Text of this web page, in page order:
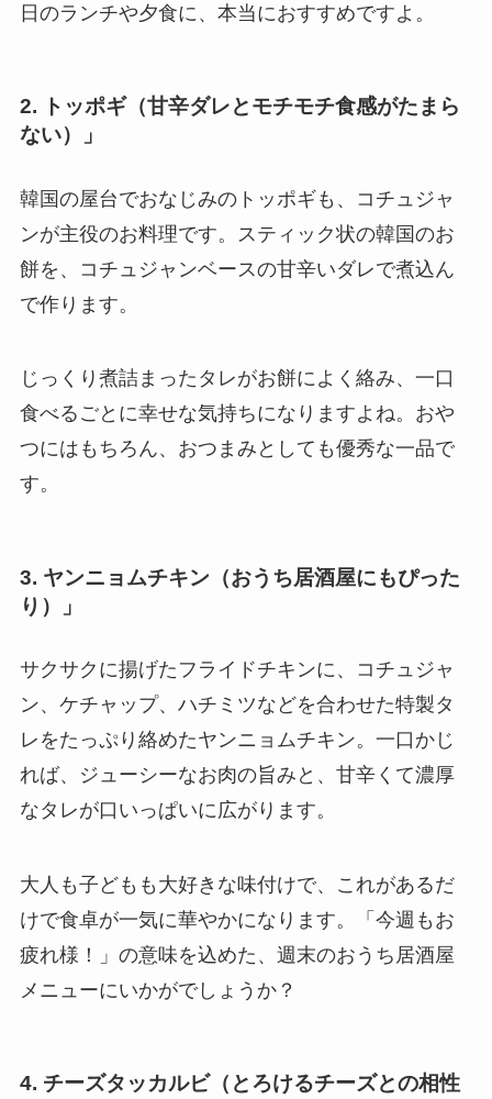
日のランチや夕食に、本当におすすめですよ。
2. トッポギ（甘辛ダレとモチモチ食感がたまら
ない）」
韓国の屋台でおなじみのトッポギも、コチュジャ
ンが主役のお料理です。スティック状の韓国のお
餅を、コチュジャンベースの甘辛いダレで煮込ん
で作ります。
じっくり煮詰まったタレがお餅によく絡み、一口
食べるごとに幸せな気持ちになりますよね。おや
つにはもちろん、おつまみとしても優秀な一品で
す。
3. ヤンニョムチキン（おうち居酒屋にもぴった
り）」
サクサクに揚げたフライドチキンに、コチュジャ
ン、ケチャップ、ハチミツなどを合わせた特製タ
レをたっぷり絡めたヤンニョムチキン。一口かじ
れば、ジューシーなお肉の旨みと、甘辛くて濃厚
なタレが口いっぱいに広がります。
大人も子どもも大好きな味付けで、これがあるだ
けで食卓が一気に華やかになります。「今週もお
疲れ様！」の意味を込めた、週末のおうち居酒屋
メニューにいかがでしょうか？
4. チーズタッカルビ（とろけるチーズとの相性